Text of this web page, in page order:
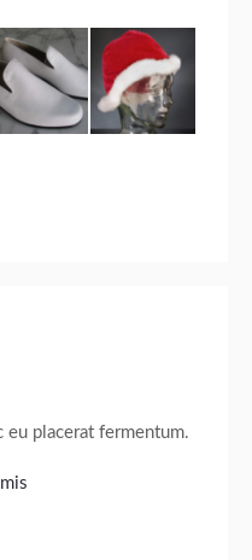
eu placerat fermentum.